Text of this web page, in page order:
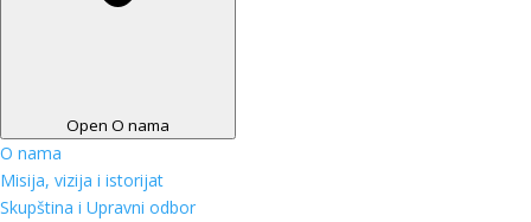
Open O nama
O nama
Misija, vizija i istorijat
Skupština i Upravni odbor